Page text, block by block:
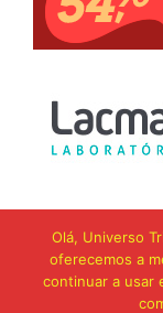
Olá, Universo
oferecemos a
continuar a usar